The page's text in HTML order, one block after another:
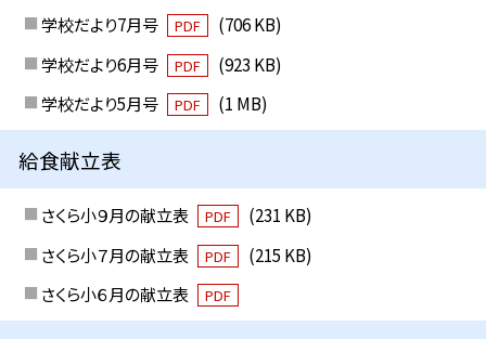
学校だより7月号 PDF
(706 KB)
学校だより6月号
PDF
(923 KB)
学校だより5月号
PDF (1 MB)
給食献立表
さくら小９月の献立表 PDF
(231 KB)
さくら小７月の献立表
PDF
(215 KB)
さくら小６月の献立表
PDF